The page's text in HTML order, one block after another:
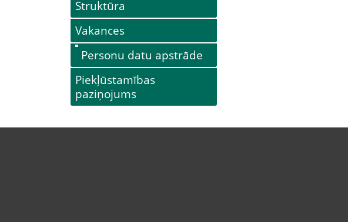
Struktūra
Vakances
Personu datu apstrāde
Piekļūstamības
paziņojums